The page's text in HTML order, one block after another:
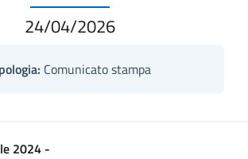
24/04/2026
Comunicato stampa
2024 -